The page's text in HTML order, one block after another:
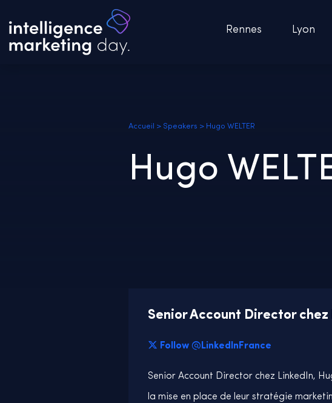
Rennes Lyon
Accueil > Speakers > Hugo WELTER
Hugo
Senior Account Director chez
Follow @LinkedInFrance
Senior Account Director chez LinkedIn,
la mise en place de leur stratégie